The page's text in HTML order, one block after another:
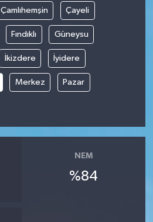
Çamlıhemşin Çayeli
Fındıklı Güneysu
İkizdere İyidere
Merkez Pazar
NEM
%84